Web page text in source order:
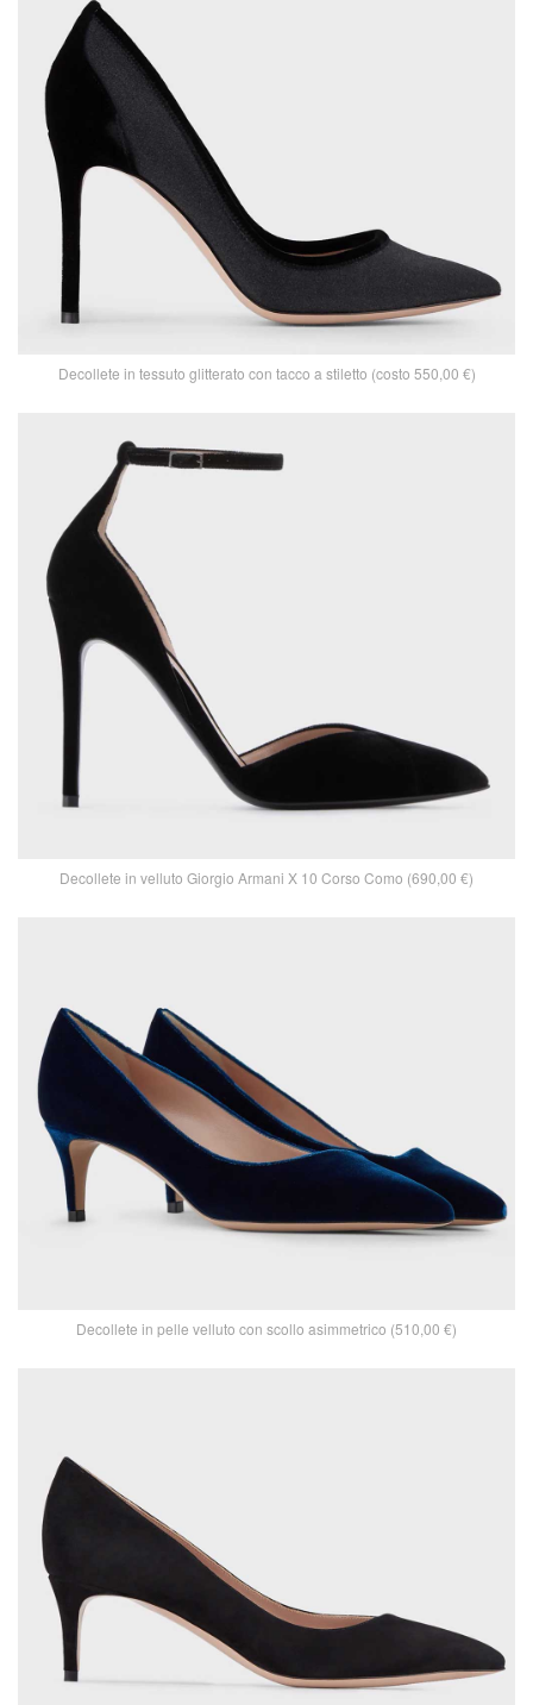
Decollete in tessuto glitterato con tacco a stiletto (costo 550,00 €)
Decollete in velluto Giorgio Armani X 10 Corso Como (690,00 €)
Decollete in pelle velluto con scollo asimmetrico (510,00 €)